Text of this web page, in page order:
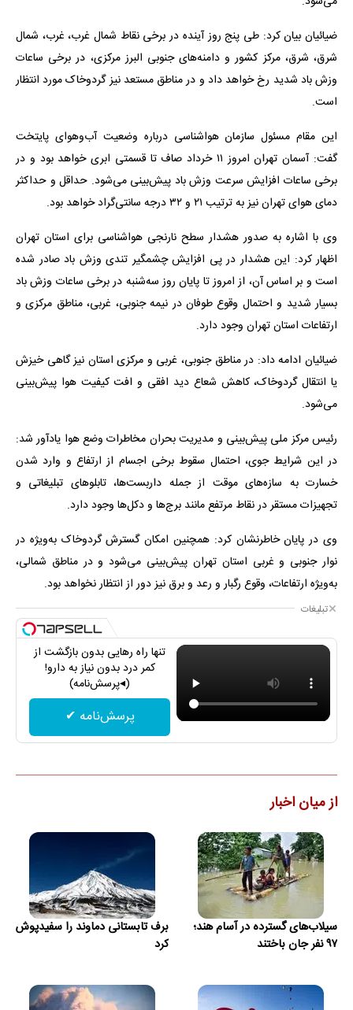
ضیائیان بیان کرد: طی پنج روز آینده در برخی نقاط شمال غرب، غرب، شمال
شرق، شرق، مرکز کشور و دامنه‌های جنوبی البرز مرکزی، در برخی ساعات
وزش باد شدید رخ خواهد داد و در مناطق مستعد نیز گردوخاک مورد انتظار
است.
این مقام مسئول سازمان هواشناسی درباره وضعیت آب‌وهوای پایتخت
گفت: آسمان تهران امروز ۱۱ خرداد صاف تا قسمتی ابری خواهد بود و در
برخی ساعات افزایش سرعت وزش باد پیش‌بینی می‌شود. حداقل و حداکثر
دمای هوای تهران نیز به ترتیب ۲۱ و ۳۲ درجه سانتی‌گراد خواهد بود.
وی با اشاره به صدور هشدار سطح نارنجی هواشناسی برای استان تهران
اظهار کرد: این هشدار در پی افزایش چشمگیر تندی وزش باد صادر شده
است و بر اساس آن، از امروز تا پایان روز سه‌شنبه در برخی ساعات وزش باد
بسیار شدید و احتمال وقوع طوفان در نیمه جنوبی، غربی، مناطق مرکزی و
ارتفاعات استان تهران وجود دارد.
ضیائیان ادامه داد: در مناطق جنوبی، غربی و مرکزی استان نیز گاهی خیزش
یا انتقال گردوخاک، کاهش شعاع دید افقی و افت کیفیت هوا پیش‌بینی
می‌شود.
رئیس مرکز ملی پیش‌بینی و مدیریت بحران مخاطرات وضع هوا یادآور شد:
در این شرایط جوی، احتمال سقوط برخی اجسام از ارتفاع و وارد شدن
خسارت به سازه‌های موقت از جمله داربست‌ها، تابلوهای تبلیغاتی و
تجهیزات مستقر در نقاط مرتفع مانند برج‌ها و دکل‌ها وجود دارد.
وی در پایان خاطرنشان کرد: همچنین امکان گسترش گردوخاک به‌ویژه در
نوار جنوبی و غربی استان تهران پیش‌بینی می‌شود و در مناطق شمالی،
به‌ویژه ارتفاعات، وقوع رگبار و رعد و برق نیز دور از انتظار نخواهد بود.
تبلیغات
تنها راه رهایی بدون بازگشت از
کمر درد بدون نیاز به دارو!
(◂پرسش‌نامه)
پرسش‌نامه ✔
از میان اخبار
سیلاب‌های گسترده در آسام هند؛
۹۷ نفر جان باختند
برف تابستانی دماوند را سفیدپوش
کرد